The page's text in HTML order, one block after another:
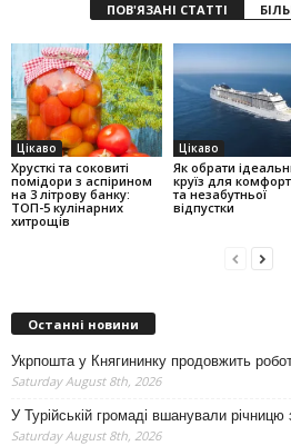
ПОВ'ЯЗАНІ СТАТТІ
Цікаво
Хрусткі та соковиті
помідори з аспірином
на 3 літрову банку:
ТОП-5 кулінарних
хитрощів
Цікаво
Як обрати
круїз для
та незабутньої
відпустки
Останні новини
Укрпошта у Княгининку продовжить
Saturday August 8th, 2026
У Турійській громаді вшанували
Saturday August 8th, 2026